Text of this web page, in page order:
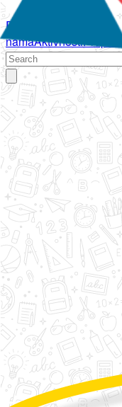
Početna
namaAktivnostiPropisi